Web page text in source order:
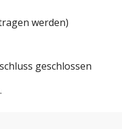
werden)
geschlossen